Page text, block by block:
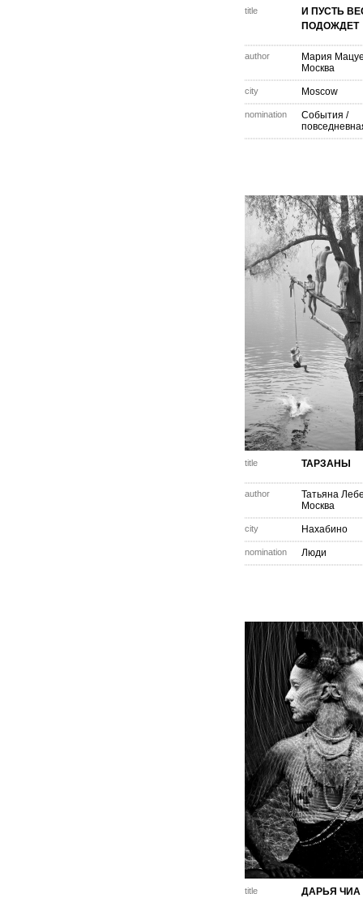
title
И ПУСТЬ
ПОДОЖДЕТ
author
Мария
Москва
city Moscow
nomination
События /
title ТАРЗАНЫ
author
Татьяна
Москва
city Нахабино
nomination Люди
title ДАРЬЯ ЧИА